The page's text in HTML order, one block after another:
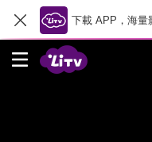
下載 APP，海量